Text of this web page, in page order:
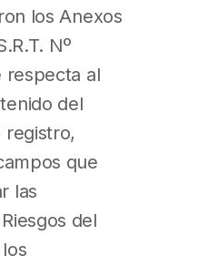
los Anexos
Nº
respecta al
del
registro,
que
las
del